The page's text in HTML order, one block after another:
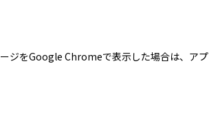
ジをGoogle Chromeで表示した場合は、ア